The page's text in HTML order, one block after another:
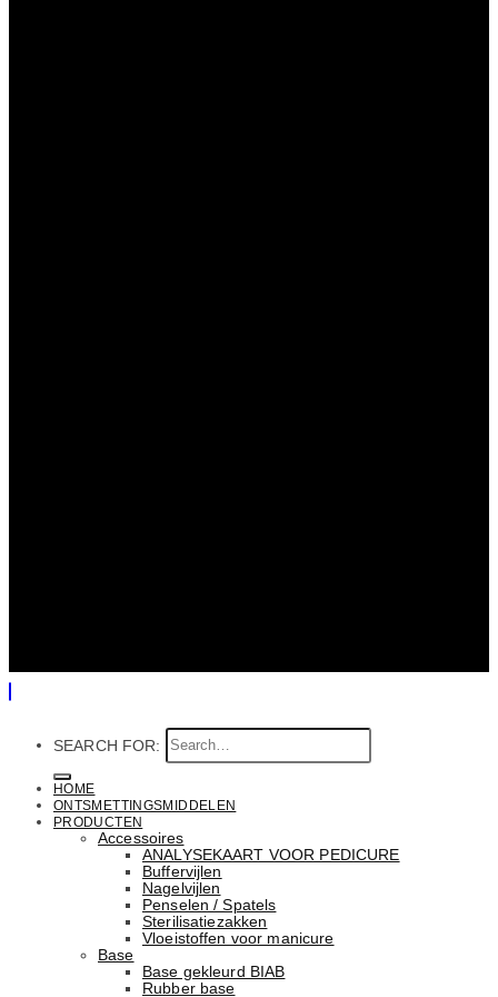
SEARCH FOR:
HOME
ONTSMETTINGSMIDDELEN
PRODUCTEN
Accessoires
ANALYSEKAART VOOR PEDICURE
Buffervijlen
Nagelvijlen
Penselen / Spatels
Sterilisatiezakken
Vloeistoffen voor manicure
Base
Basе gekleurd BIAB
Rubber basе